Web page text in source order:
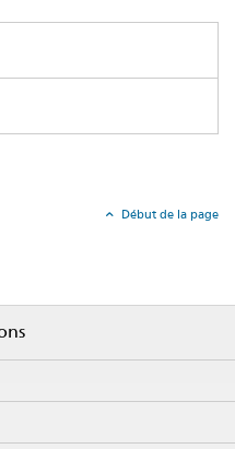
Début de la page